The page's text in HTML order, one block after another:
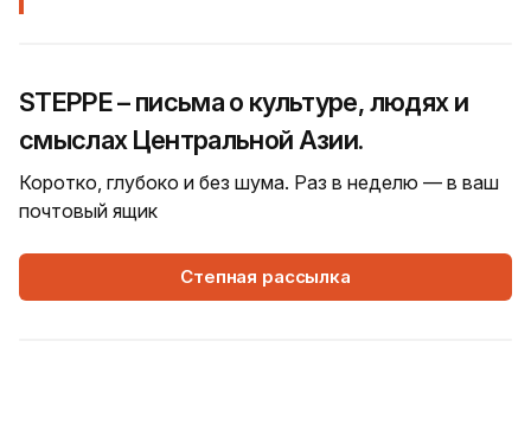
STEPPE – письма о культуре, людях и
смыслах Центральной Азии.
Коротко, глубоко и без шума. Раз в неделю — в ваш
почтовый ящик
Степная рассылка